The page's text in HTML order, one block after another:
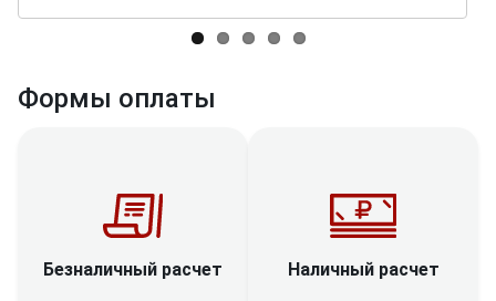
Формы оплаты
Безналичный расчет Наличный расчет